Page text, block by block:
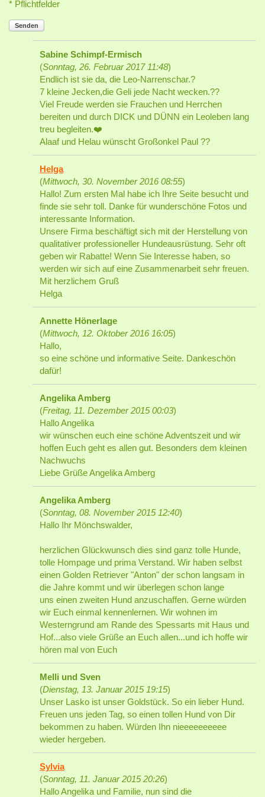
* Pflichtfelder
Senden
Sabine Schimpf-Ermisch
(Sonntag, 26. Februar 2017 11:48)
Endlich ist sie da, die Leo-Narrenschar.?
7 kleine Jecken,die Geli jede Nacht wecken.??
Viel Freude werden sie Frauchen und Herrchen
bereiten und durch DICK und DÜNN ein Leoleben lang
treu begleiten.❤️
Alaaf und Helau wünscht Großonkel Paul ??
Helga
(Mittwoch, 30. November 2016 08:55)
Hallo! Zum ersten Mal habe ich Ihre Seite besucht und
finde sie sehr toll. Danke für wunderschöne Fotos und
interessante Information.
Unsere Firma beschäftigt sich mit der Herstellung von
qualitativer professioneller Hundeausrüstung. Sehr oft
geben wir Rabatte! Wenn Sie Interesse haben, so
werden wir sich auf eine Zusammenarbeit sehr freuen.
Mit herzlichem Gruß
Helga
Annette Hönerlage
(Mittwoch, 12. Oktober 2016 16:05)
Hallo,
so eine schöne und informative Seite. Dankeschön
dafür!
Angelika Amberg
(Freitag, 11. Dezember 2015 00:03)
Hallo Angelika
wir wünschen euch eine schöne Adventszeit und wir
hoffen Euch geht es allen gut. Besonders dem kleinen
Nachwuchs
Liebe Grüße Angelika Amberg
Angelika Amberg
(Sonntag, 08. November 2015 12:40)
Hallo Ihr Mönchswalder,
herzlichen Glückwunsch dies sind ganz tolle Hunde,
tolle Hompage und prima Verstand. Wir haben selbst
einen Golden Retriever "Anton" der schon langsam in
die Jahre kommt und wir überlegen schon lange
uns einen zweiten Hund anzuschaffen. Gerne würden
wir Euch einmal kennenlernen. Wir wohnen im
Westerngrund am Rande des Spessarts mit Haus und
Hof...also viele Grüße an Euch allen...und ich hoffe wir
hören mal von Euch
Melli und Sven
(Dienstag, 13. Januar 2015 19:15)
Unser Lasko ist unser Goldstück. So ein lieber Hund.
Freuen uns jeden Tag, so einen tollen Hund von Dir
bekommen zu haben. Würden Ihn nieeeeeeeeee
wieder hergeben.
Sylvia
(Sonntag, 11. Januar 2015 20:26)
Hallo Angelika und Familie, nun sind die